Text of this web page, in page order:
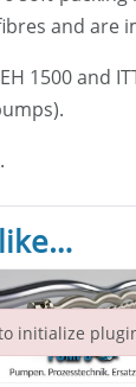
and are
1500 and
initialize
initialize